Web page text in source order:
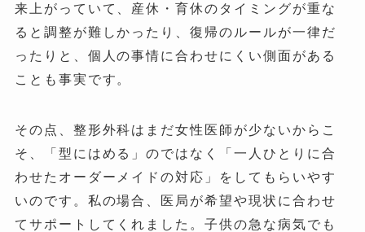
来上がっていて、産休・育休のタイミングが重な
ると調整が難しかったり、復帰のルールが一律だ
ったりと、個人の事情に合わせにくい側面がある
ことも事実です。
その点、整形外科はまだ女性医師が少ないからこ
そ、「型にはめる」のではなく「一人ひとりに合
わせたオーダーメイドの対応」をしてもらいやす
いのです。私の場合、医局が希望や現状に合わせ
てサポートしてくれました。子供の急な病気でも